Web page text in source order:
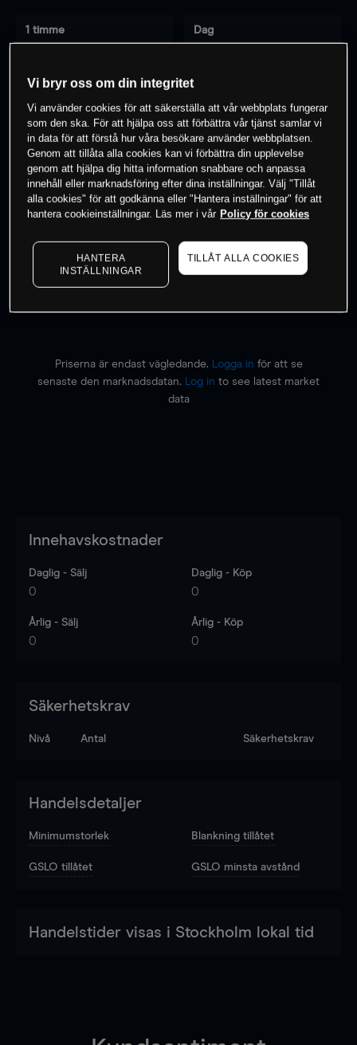
1 timme Dag
- -
0% av kunderna har enposition i detta
instrument
Börja handla
Priserna är endast vägledande. Logga in för att se
senaste den marknadsdatan.
Log in to see latest market
data
Innehavskostnader
Daglig - Sälj
0
Daglig - Köp
0
Årlig - Sälj
0
Årlig - Köp
0
Säkerhetskrav
Nivå Antal Säkerhetskrav
Handelsdetaljer
Minimumstorlek Blankning tillåtet
GSLO tillåtet GSLO minsta avstånd
Handelstider visas i Stockholm lokal tid
Vi bryr oss om din integritet
Vi använder cookies för att säkerställa att vår webbplats fungerar
som den ska. För att hjälpa oss att förbättra vår tjänst samlar vi
in data för att förstå hur våra besökare använder webbplatsen.
Genom att tillåta alla cookies kan vi förbättra din upplevelse
genom att hjälpa dig hitta information snabbare och anpassa
innehåll eller marknadsföring efter dina inställningar. Välj "Tillåt
alla cookies" för att godkänna eller "Hantera inställningar" för att
hantera cookieinställningar. Läs mer i vår Policy för cookies
HANTERA
INSTÄLLNINGAR
TILLÅT ALLA COOKIES